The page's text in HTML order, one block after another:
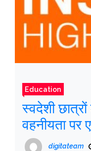
Education
स्वदेशी
वहनीयता पर
digitateam